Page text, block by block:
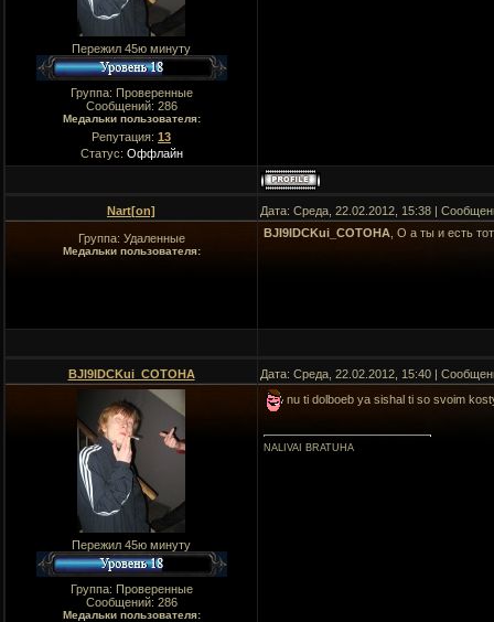
Пережил 45ю минуту
Группа: Проверенные
Сообщений: 286
Медальки пользователя:
Репутация: 13
Статус: Оффлайн
Nart[on] Дата: Среда, 22.02.2012, 15:38 |
Группа: Удаленные
Медальки пользователя:
BJI9IDCKui_COTOHA , О а ты и есть
BJI9IDCKui_COTOHA Дата: Среда, 22.02.2012, 15:40 |
Пережил 45ю минуту
Группа: Проверенные
Сообщений: 286
Медальки пользователя:
nu ti dolboeb ya sishal ti so svoim
NALIVAI BRATUHA